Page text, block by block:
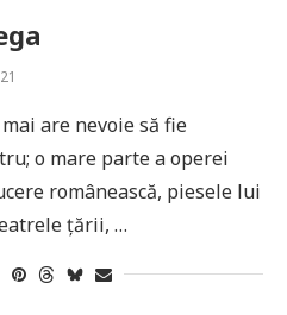
are nevoie să fie
o mare parte a operei
românească, piesele lui
țării, …